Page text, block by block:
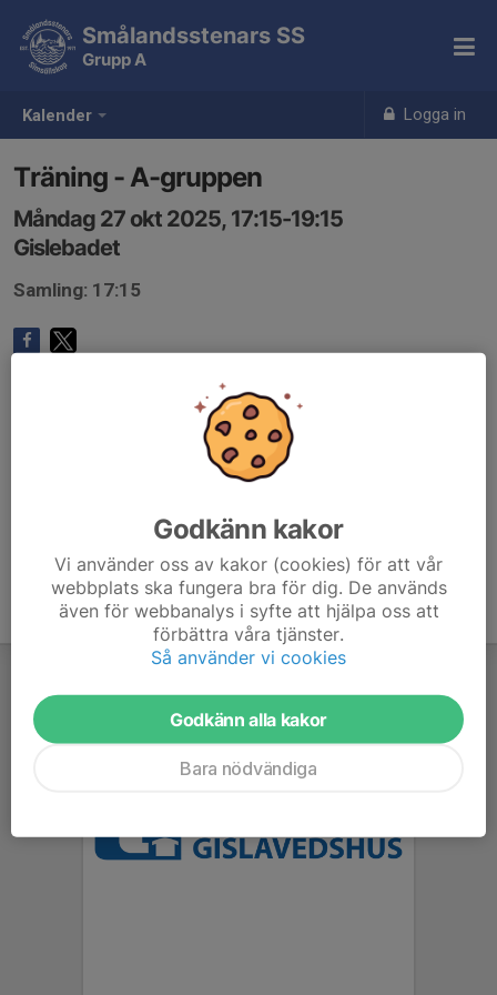
Kalender Logga in
Smålandsstenars SS
Grupp A
Träning - A-gruppen
Måndag 27 okt 2025, 17:15-19:15
Gislebadet
Samling: 17:15
Godkänn kakor
Vi använder oss av kakor (cookies) för att vår
webbplats ska fungera bra för dig. De används
även för webbanalys i syfte att hjälpa oss att
förbättra våra tjänster.
Så använder vi cookies
Godkänn alla kakor
Bara nödvändiga